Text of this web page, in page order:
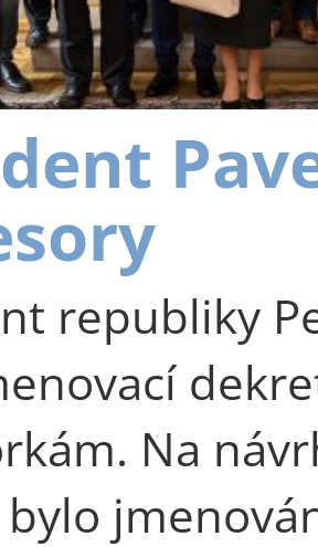
republiky
Na
bylo